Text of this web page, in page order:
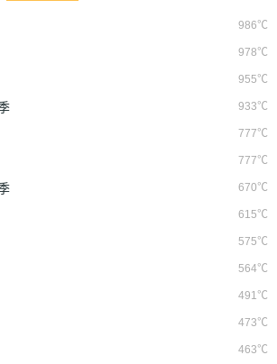
986℃
978℃
955℃
933℃
777℃
777℃
670℃
615℃
575℃
564℃
491℃
473℃
463℃